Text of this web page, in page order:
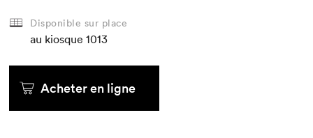
Disponible sur place
au kiosque 1013
Acheter en ligne